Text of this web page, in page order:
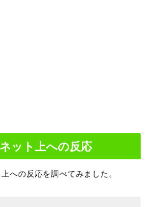
ット上への反応
への反応を調べてみました。